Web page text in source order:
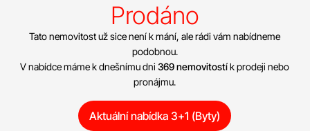
Prodáno
Tato nemovitost už sice není k mání, ale rádi vám nabídneme
podobnou.
V nabídce máme k dnešnímu dni369 nemovitostík prodeji nebo
pronájmu.
Aktuální nabídka 3+1 (Byty)